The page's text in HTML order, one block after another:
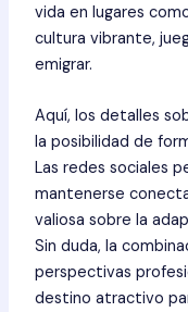
vida en lugares
cultura vibrante,
emigrar.
Aquí, los detalles
la posibilidad de
Las redes sociales
mantenerse
valiosa sobre la
Sin duda, la
perspectivas
destino atractivo